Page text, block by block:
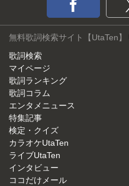
無料歌詞検索サイト【UtaTen】
歌詞検索
マイページ
歌詞ランキング
歌詞コラム
エンタメニュース
特集記事
検定・クイズ
カラオケUtaTen
ライブUtaTen
インタビュー
ココだけメール